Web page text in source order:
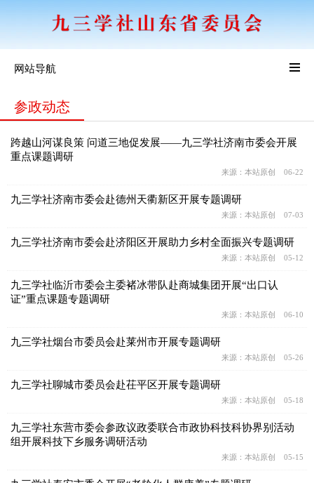
网站导航
参政动态
跨越山河谋良策 问道三地促发展——九三学社济南市委会开展
重点课题调研
来源：本站原创 06-22
九三学社济南市委会赴德州天衢新区开展专题调研
来源：本站原创 07-03
九三学社济南市委会赴济阳区开展助力乡村全面振兴专题调研
来源：本站原创 05-12
九三学社临沂市委会主委褚冰带队赴商城集团开展“出口认
证”重点课题专题调研
来源：本站原创 06-10
九三学社烟台市委员会赴莱州市开展专题调研
来源：本站原创 05-26
九三学社聊城市委员会赴茌平区开展专题调研
来源：本站原创 05-18
九三学社东营市委会参政议政委联合市政协科技科协界别活动
组开展科技下乡服务调研活动
来源：本站原创 05-15